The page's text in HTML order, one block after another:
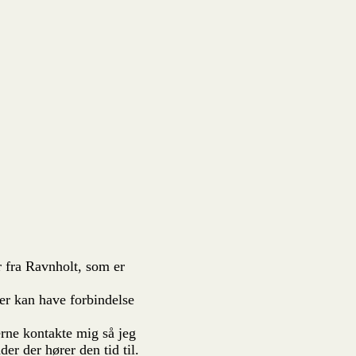
Ravnholt, som er
kan have forbindelse
kontakte mig så jeg
der hører den tid til.